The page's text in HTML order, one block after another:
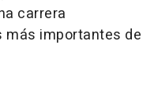
carrera
más importantes de